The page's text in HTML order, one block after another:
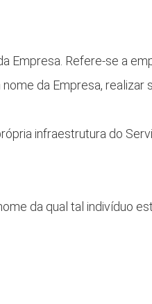
Empresa. Refere-se a
da Empresa, realizar
infraestrutura do
da qual tal indivíduo